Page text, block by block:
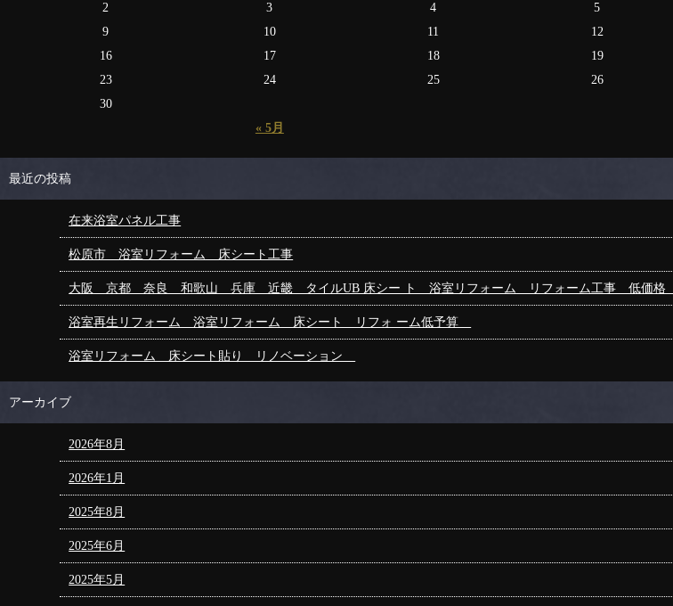
« 5月
2
3 4 5
9
10 11 12
16
17 18 19
23
24 25 26
30
最近の投稿
在来浴室パネル工事
松原市 浴室リフォーム 床シート工事
大阪 京都 奈良 和歌山 兵庫 近畿 タイルUB 床シー ト 浴室リフォーム リフォーム工事 低価格
浴室再生リフォーム 浴室リフォーム 床シート リフォ ーム低予算
浴室リフォーム 床シート貼り リノベーション
アーカイブ
2026年8月
2026年1月
2025年8月
2025年6月
2025年5月